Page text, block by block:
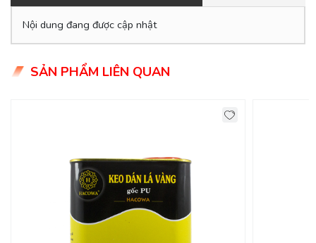
Nội dung đang được cập nhật
SẢN PHẨM LIÊN QUAN